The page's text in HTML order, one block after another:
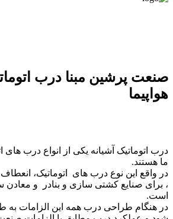
صنعت پرشین مبنا درب
هواپیما
درب اتوماتیک آشیانه یکی از انواع درب های
ما هستند.
در واقع این نوع درب های اتوماتیک، انعطاف
، برای صنایع کشتی سازی و بنادر و
است.
در هنگام طراحی درب همه این الزامات